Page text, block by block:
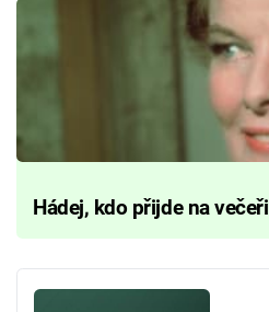
Hádej, kdo přijde na večeři